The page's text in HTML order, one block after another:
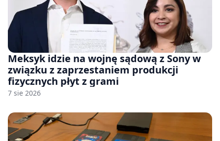
Meksyk idzie na wojnę sądową z Sony w
związku z zaprzestaniem produkcji
fizycznych płyt z grami
7 sie 2026